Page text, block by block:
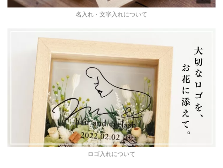
名入れ・文字入れについて
ロゴ入れについて